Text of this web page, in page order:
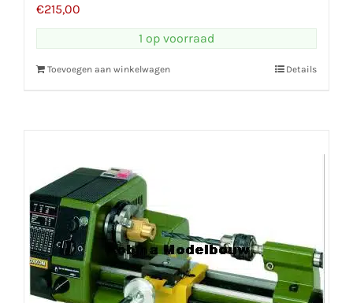
€215,00
1 op voorraad
Toevoegen aan winkelwagen Details